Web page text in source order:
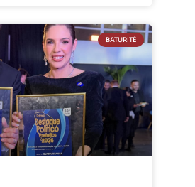
BATURITÉ